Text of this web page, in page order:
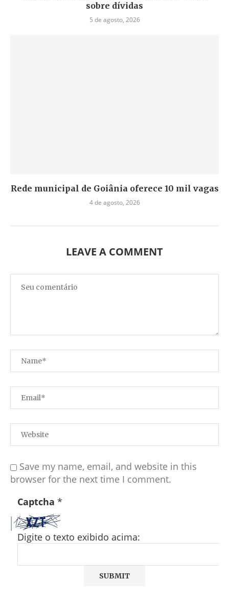
sobre dívidas
5 de agosto, 2026
Rede municipal de Goiânia oferece 10 mil vagas
4 de agosto, 2026
LEAVE A COMMENT
Save my name, email, and website in this
browser for the next time I comment.
Captcha *
Digite o texto exibido acima: